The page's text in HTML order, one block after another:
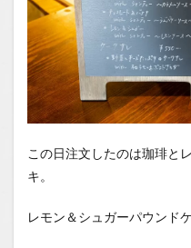
この日注文したのは珈琲と
キ。
レモン＆シュガーパウンド